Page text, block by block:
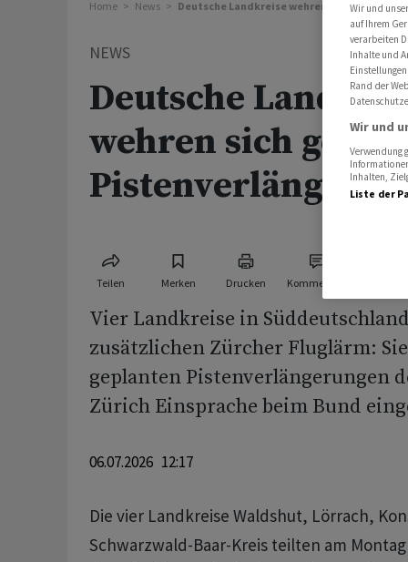
Home News Deutsche Landkreise wehren sich gegen
NEWS
Deutsche
wehren sich
Teilen Merken Drucken Kommentare
Vier Landkreise in
zusätzlichen Zürcher Fluglärm:
geplanten Pistenverlängerungen
Zürich Einsprache beim Bund
06.07.2026 12:17
Die vier Landkreise Waldshut, Lörrach,
Schwarzwald-Baar-Kreis teilten am
Wir und
auf Ihrem
verarbeiten
Inhalte und
Rand der
Wir und
Verwendung
Inhalten,
Liste der